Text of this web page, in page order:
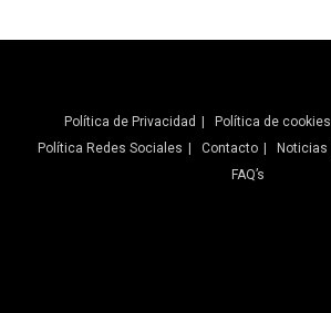
Política de Privacidad Política de cookies
Política Redes Sociales
Contacto Noticias
FAQ’s